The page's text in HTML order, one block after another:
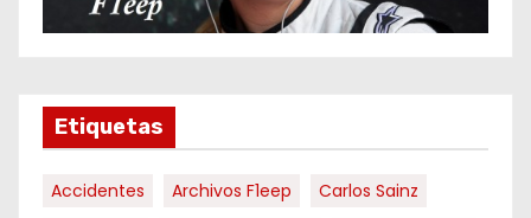
s
Etiquetas
Accidentes Archivos F1eep
Carlos Sainz